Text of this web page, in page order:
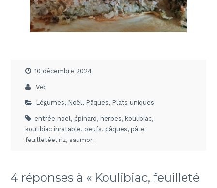
10 décembre 2024
Veb
Légumes, Noël, Pâques, Plats uniques
entrée noel , épinard , herbes, koulibiac,
koulibiac inratable, oeufs, pâques, pâte
feuilletée, riz,saumon
4 réponses à « Koulibiac, feuilleté